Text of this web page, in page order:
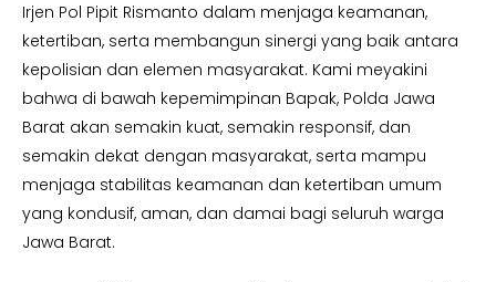
Irjen Pol Pipit Rismanto dalam menjaga keamanan,
ketertiban, serta membangun sinergi yang baik antara
kepolisian dan elemen masyarakat. Kami meyakini
bahwa di bawah kepemimpinan Bapak, Polda Jawa
Barat akan semakin kuat, semakin responsif, dan
semakin dekat dengan masyarakat, serta mampu
menjaga stabilitas keamanan dan ketertiban umum
yang kondusif, aman, dan damai bagi seluruh warga
Jawa Barat.